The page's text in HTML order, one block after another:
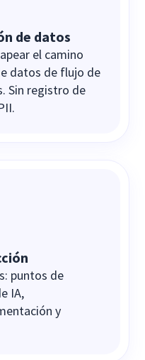
de datos
el camino
datos de flujo de
Sin registro de
puntos de
IA,
y